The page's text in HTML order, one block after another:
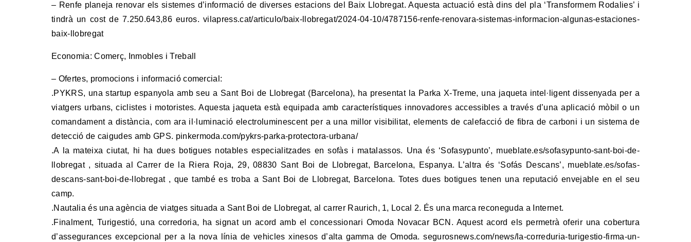
– Renfe planeja renovar els sistemes d’informació de diverses estacions del Baix Llobregat. Aquesta actuació està dins del pla ‘Transformem Rodalies’ i
tindrà un cost de 7.250.643,86 euros. vilapress.cat/articulo/baix-llobregat/2024-04-10/4787156-renfe-renovara-sistemas-informacion-algunas-estaciones-
baix-llobregat
Economia: Comerç, Inmobles i Treball
– Ofertes, promocions i informació comercial:
.PYKRS, una startup espanyola amb seu a Sant Boi de Llobregat (Barcelona), ha presentat la Parka X-Treme, una jaqueta intel·ligent dissenyada per a
viatgers urbans, ciclistes i motoristes. Aquesta jaqueta està equipada amb característiques innovadores accessibles a través d’una aplicació mòbil o un
comandament a distància, com ara il·luminació electroluminescent per a una millor visibilitat, elements de calefacció de fibra de carboni i un sistema de
detecció de caigudes amb GPS. pinkermoda.com/pykrs-parka-protectora-urbana/
.A la mateixa ciutat, hi ha dues botigues notables especialitzades en sofàs i matalassos. Una és ‘Sofasypunto’, mueblate.es/sofasypunto-sant-boi-de-
llobregat , situada al Carrer de la Riera Roja, 29, 08830 Sant Boi de Llobregat, Barcelona, Espanya. L’altra és ‘Sofás Descans’, mueblate.es/sofas-
descans-sant-boi-de-llobregat , que també es troba a Sant Boi de Llobregat, Barcelona. Totes dues botigues tenen una reputació envejable en el seu
camp.
.Nautalia és una agència de viatges situada a Sant Boi de Llobregat, al carrer Raurich, 1, Local 2. És una marca reconeguda a Internet.
.Finalment, Turigestió, una corredoria, ha signat un acord amb el concessionari Omoda Novacar BCN. Aquest acord els permetrà oferir una cobertura
d’assegurances excepcional per a la nova línia de vehicles xinesos d’alta gamma de Omoda. segurosnews.com/news/la-correduria-turigestio-firma-un-